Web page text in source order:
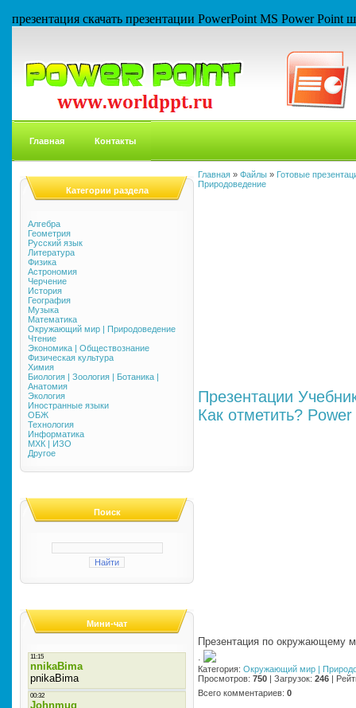
презентация скачать презентации PowerPoint MS Power
Главная Контакты
Категории раздела
Алгебра
Геометрия
Русский язык
Литература
Физика
Астрономия
Черчение
История
География
Музыка
Математика
Окружающий мир | Природоведение
Чтение
Экономика | Обществознание
Физическая культура
Химия
Биология | Зоология | Ботаника |
Анатомия
Экология
Иностранные языки
ОБЖ
Технология
Информатика
МХК | ИЗО
Другое
Поиск
Мини-чат
Главная » Файлы » Готовые
Природоведение
Презентации
Как отметить?
Презентация по окружающему
·
Категория: Окружающий мир |
Просмотров: 750 | Загрузок: 246 |
Всего комментариев: 0